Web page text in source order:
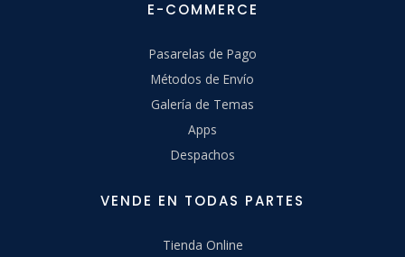
E-COMMERCE
Pasarelas de Pago
Métodos de Envío
Galería de Temas
Apps
Despachos
VENDE EN TODAS PARTES
Tienda Online